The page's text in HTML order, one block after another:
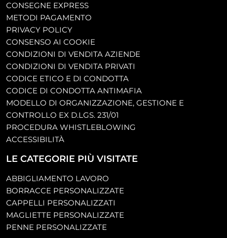
CONSEGNE EXPRESS
METODI PAGAMENTO
PRIVACY POLICY
CONSENSO AI COOKIE
CONDIZIONI DI VENDITA AZIENDE
CONDIZIONI DI VENDITA PRIVATI
CODICE ETICO E DI CONDOTTA
CODICE DI CONDOTTA ANTIMAFIA
MODELLO DI ORGANIZZAZIONE, GESTIONE E
CONTROLLO EX D.LGS. 231/01
PROCEDURA WHISTLEBLOWING
ACCESSIBILITÀ
LE CATEGORIE PIÙ VISITATE
ABBIGLIAMENTO LAVORO
BORRACCE PERSONALIZZATE
CAPPELLI PERSONALIZZATI
MAGLIETTE PERSONALIZZATE
PENNE PERSONALIZZATE